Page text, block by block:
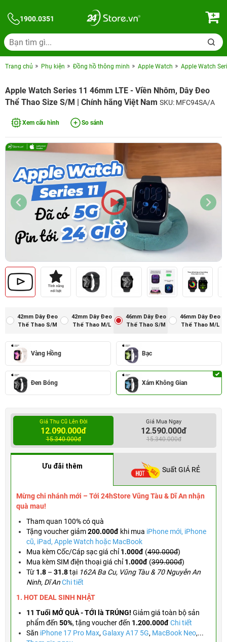
1900.0351
Trang chủ Phụ kiện Đồng hồ thông minh Apple Watch Apple Watch
Apple Watch Series 11 46mm LTE - Viền Nhôm, Dây Đeo
Thể Thao Size S/M | Chính hãng Việt Nam SKU: MFC94SA/A
Xem cấu hình So sánh
42mm Dây Đeo
Thể Thao S/M
42mm Dây Đeo
Thể Thao M/L
46mm Dây Đeo
Thể Thao S/M
46mm Dây Đeo
Thể Thao M/L
Vàng Hồng Bạc
Đen Bóng Xám Không Gian
Giá Thu Cũ Lên Đời
12.090.000đ
15.340.000đ
Giá Mua Ngay
12.590.000đ
15.340.000đ
Ưu đãi thêm Suất GIÁ RẺ
Mừng chi nhánh mới – Tới 24hStore Vũng Tàu & Dĩ An nhận
quà mau!
Tham quan 100% có quà
Tặng vouchergiảm200.000đ khi mua iPhone mới, iPhone
cũ, iPad, Apple Watch hoặc MacBook
Mua kèm Cốc/Cáp sạc giá chỉ1.000đ (490.000đ)
Mua kèm SIM điện thoại giá chỉ1.000đ (399.000đ)
Từ 1.8 – 31.8tại 162A Ba Cu, Vũng Tàu & 70 Nguyễn An
Ninh, Dĩ AnChi tiết
1. HOT DEAL SINH NHẬT
11 Tuổi MỞ QUÀ - TỚI là TRÚNG! Giảm giá toàn bộ sản
phẩm đến 50%, tặng voucher đến 1.200.000đChi tiết
Săn iPhone 17 Pro Max, Galaxy A17 5G, MacBook Neo,...